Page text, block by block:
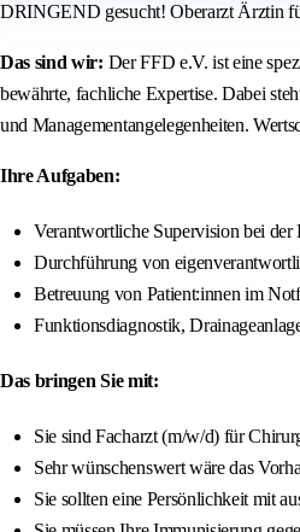
DRINGEND gesucht! Oberarzt Ärztin
Das sind wir: Der FFD e.V. ist eine
bewährte, fachliche Expertise. Dabei
und Managementangelegenheiten.
Ihre Aufgaben:
Verantwortliche Supervision bei der
Durchführung von
Betreuung von Patient:innen im
Funktionsdiagnostik,
Das bringen Sie mit:
Sie sind Facharzt (m/w/d) für
Sehr wünschenswert wäre das
Sie sollten eine Persönlichkeit mit